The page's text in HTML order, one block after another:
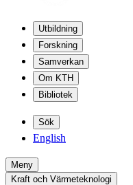
Utbildning
Forskning
Samverkan
Om KTH
Bibliotek
Sök
English
Meny
Kraft och Värmeteknologi